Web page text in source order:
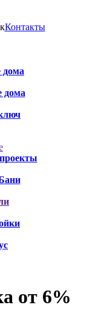
Контакты
дома
дома
от 6%